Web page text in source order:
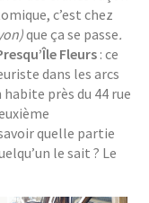
c’est chez
que ça se passe.
Fleurs : ce
dans les arcs
près du 44 rue
quelle partie
le sait ? Le